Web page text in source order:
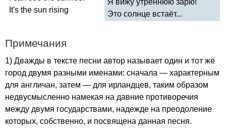
It's the sun rising
Это солнце встаёт...
Примечания
1) Дважды в тексте песни автор называет один и тот же
город двумя разными именами: сначала — характерным
для англичан, затем — для ирландцев, таким образом
недвусмысленно намекая на давние противоречия
между двумя государствами, надежде на преодоление
которых, собственно, и посвящена данная песня.